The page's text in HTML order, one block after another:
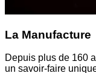
La Manufacture
Depuis plus de 160
un savoir-faire